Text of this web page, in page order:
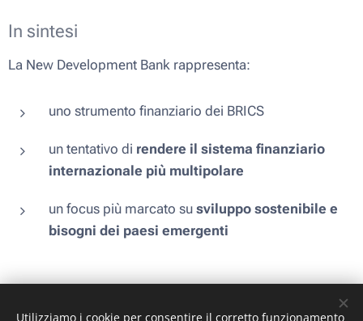
In sintesi
La New Development Bank rappresenta:
uno strumento finanziario dei BRICS
un tentativo di rendere il sistema finanziario
internazionale più multipolare
un focus più marcato su sviluppo sostenibile e
bisogni dei paesi emergenti
Utilizziamo i cookie per consentire il corretto funzionamento